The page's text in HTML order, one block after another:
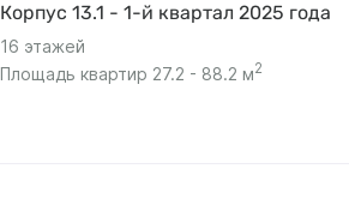
Корпус 13.1 - 1-й квартал 2025 года
16 этажей
Площадь квартир 27.2 - 88.2 м2